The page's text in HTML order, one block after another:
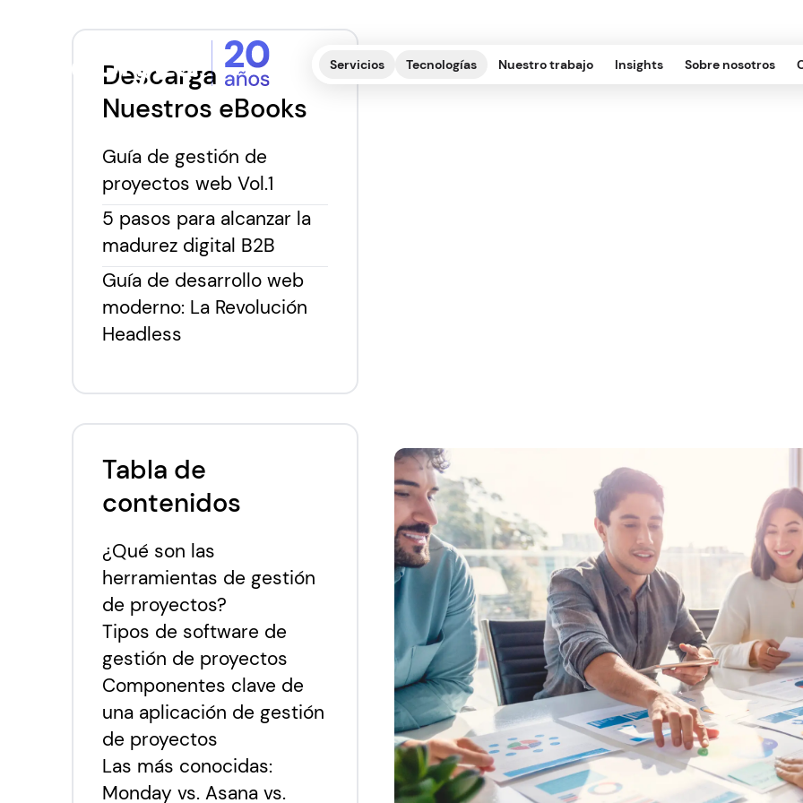
Servicios Tecnologías Nuestro trabajo Insights Sobre nosotros
Descarga
Nuestros eBooks
Guía de gestión de
proyectos web Vol.1
5 pasos para alcanzar la
madurez digital B2B
Guía de desarrollo web
moderno: La Revolución
Headless
Tabla de
contenidos
¿Qué son las
herramientas de gestión
de proyectos?
Tipos de software de
gestión de proyectos
Componentes clave de
una aplicación de gestión
de proyectos
Las más conocidas:
Monday vs. Asana vs.